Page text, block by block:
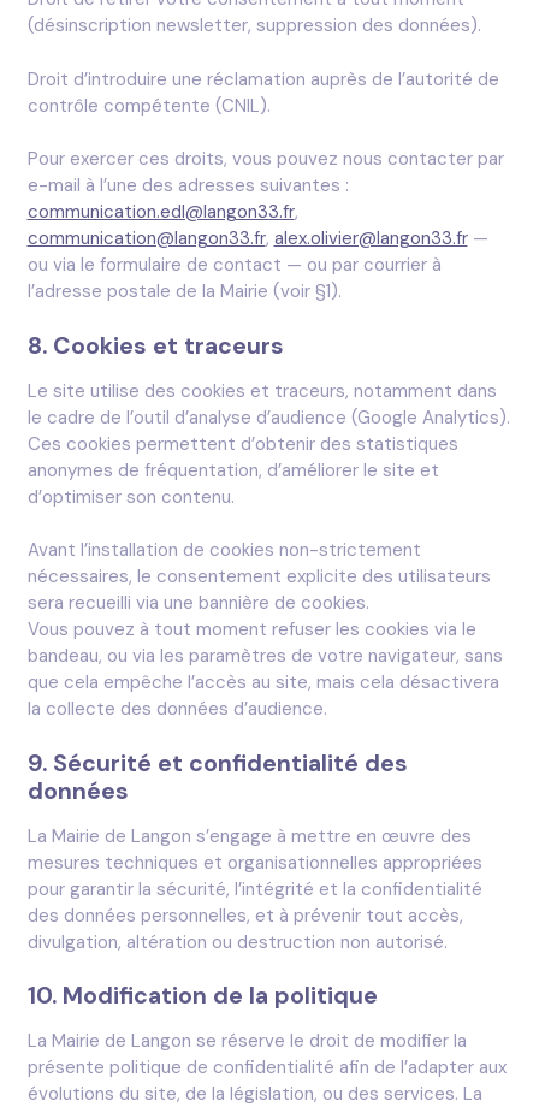
(désinscription newsletter, suppression des données).
Droit d’introduire une réclamation auprès de l’autorité de
contrôle compétente (CNIL).
Pour exercer ces droits, vous pouvez nous contacter par
e-mail à l’une des adresses suivantes :
communication.edl@langon33.fr,
communication@langon33.fr, alex.olivier@langon33.fr—
ou via le formulaire de contact — ou par courrier à
l’adresse postale de la Mairie (voir §1).
8. Cookies et traceurs
Le site utilise des cookies et traceurs, notamment dans
le cadre de l’outil d’analyse d’audience (Google Analytics).
Ces cookies permettent d’obtenir des statistiques
anonymes de fréquentation, d’améliorer le site et
d’optimiser son contenu.
Avant l’installation de cookies non-strictement
nécessaires, le consentement explicite des utilisateurs
sera recueilli via une bannière de cookies.
Vous pouvez à tout moment refuser les cookies via le
bandeau, ou via les paramètres de votre navigateur, sans
que cela empêche l’accès au site, mais cela désactivera
la collecte des données d’audience.
9. Sécurité et confidentialité des
données
La Mairie de Langon s’engage à mettre en œuvre des
mesures techniques et organisationnelles appropriées
pour garantir la sécurité, l’intégrité et la confidentialité
des données personnelles, et à prévenir tout accès,
divulgation, altération ou destruction non autorisé.
10. Modification de la politique
La Mairie de Langon se réserve le droit de modifier la
présente politique de confidentialité afin de l’adapter aux
évolutions du site, de la législation, ou des services. La